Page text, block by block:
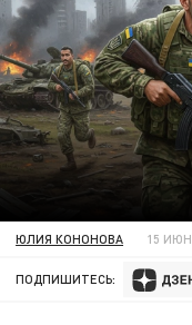
ЮЛИЯ КОНОНОВА 15
ПОДПИШИТЕСЬ: